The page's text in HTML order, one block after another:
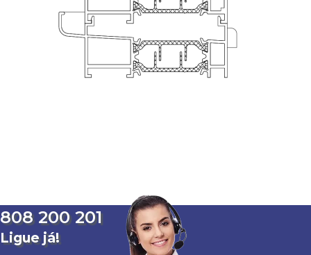
808 200 201
Ligue já!